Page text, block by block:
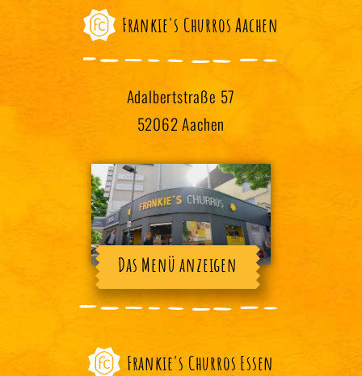
Frankie's Churros Aachen
Adalbertstraße 57
52062 Aachen
Das Menü anzeigen
Frankie's Churros Essen